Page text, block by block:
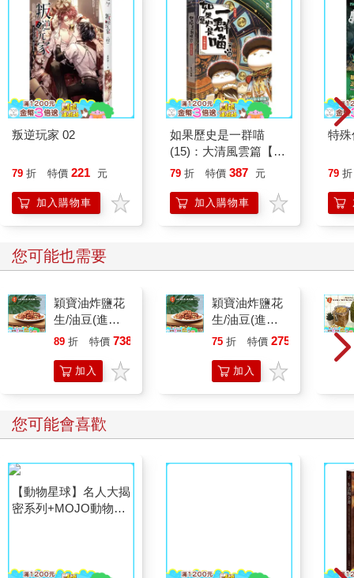
叛逆玩家 02
79 折 特價 221 元
加入購物車
如果歷史是一群喵
(15)：大清風雲篇【萌
貓漫畫學歷史】
79 折 特價 387 元
加入購物車
特
79 折
您可能也需要
穎寶油炸鹽花
生/油豆(進口
花生)5台斤
89 折 特價 738
加入
購物
穎寶油炸鹽花
生/油豆(進口
花生)1台斤
75 折 特價 275
加入
購物
您可能會喜歡